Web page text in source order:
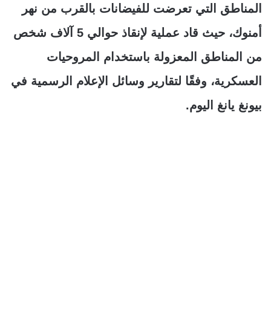
المناطق التي تعرضت للفيضانات بالقرب من نهر
أمنوك، حيث قاد عملية لإنقاذ حوالي 5 آلاف شخص
من المناطق المعزولة باستخدام المروحيات
العسكرية، وفقًا لتقارير وسائل الإعلام الرسمية في
بيونغ يانغ اليوم.